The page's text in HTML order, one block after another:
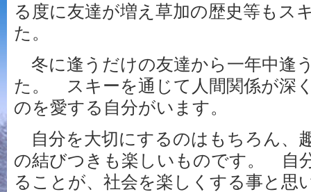
る度に友達が増え草加の歴史等もス
た。
冬に逢うだけの友達から一年中逢
た。 スキーを通じて人間関係が深
のを愛する自分がいます。
自分を大切にするのはもちろん、
の結びつきも楽しいものです。 自
ることが、社会を楽しくする事と思